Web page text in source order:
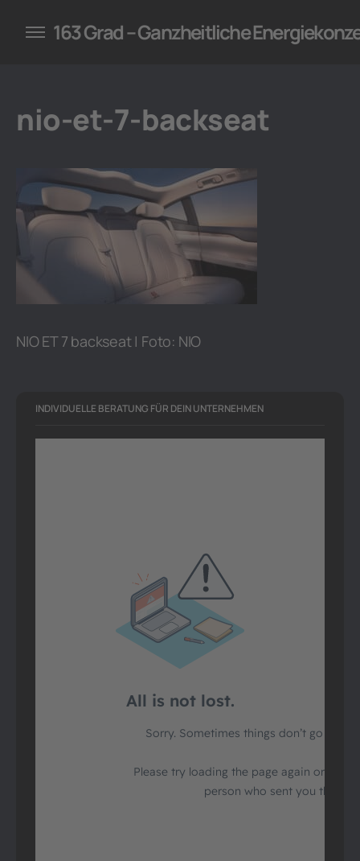
für Unternehmen
163 Grad – Ganzheitliche
nio-et-7-backseat
NIO ET 7 backseat | Foto: NIO
INDIVIDUELLE BERATUNG FÜR DEIN UNTERNEHMEN